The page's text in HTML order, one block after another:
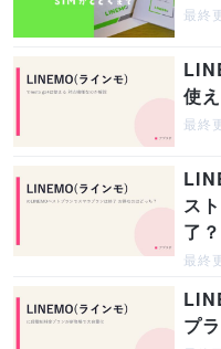
最終
使
最終
ス
了
最終
プ